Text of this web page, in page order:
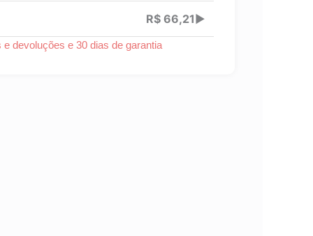
R$ 66,21 ▶
devoluções e 30 dias de garantia